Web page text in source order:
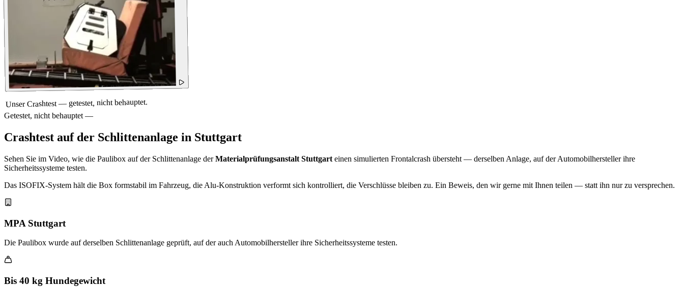
Unser Crashtest — getestet, nicht behauptet.
Getestet, nicht behauptet —
Crashtest auf der Schlittenanlage in Stuttgart
Sehen Sie im Video, wie die Paulibox auf der Schlittenanlage derMaterialprüfungsanstalt Stuttgart einen simulierten Frontalcrash übersteht — derselben Anlage, auf der Automobilhersteller ihre
Sicherheitssysteme testen.
Das ISOFIX-System hält die Box formstabil im Fahrzeug, die Alu-Konstruktion verformt sich kontrolliert, die Verschlüsse bleiben zu. Ein Beweis, den wir gerne mit Ihnen teilen — statt ihn nur zu versprechen.
MPA Stuttgart
Die Paulibox wurde auf derselben Schlittenanlage geprüft, auf der auch Automobilhersteller ihre Sicherheitssysteme testen.
Bis 40 kg Hundegewicht